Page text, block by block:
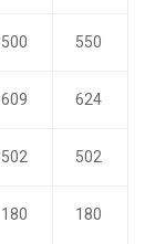
500 550
609 624
502 502
180 180